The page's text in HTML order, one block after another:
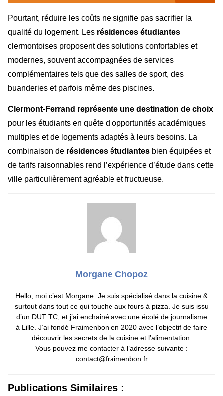
Pourtant, réduire les coûts ne signifie pas sacrifier la
qualité du logement. Les résidences étudiantes
clermontoises proposent des solutions confortables et
modernes, souvent accompagnées de services
complémentaires tels que des salles de sport, des
buanderies et parfois même des piscines.
Clermont-Ferrand représente une destination de choix
pour les étudiants en quête d’opportunités académiques
multiples et de logements adaptés à leurs besoins. La
combinaison de résidences étudiantes bien équipées et
de tarifs raisonnables rend l’expérience d’étude dans cette
ville particulièrement agréable et fructueuse.
Morgane Chopoz
Hello, moi c’est Morgane. Je suis spécialisé dans la cuisine &
surtout dans tout ce qui touche aux fours à pizza. Je suis issu
d’un DUT TC, et j’ai enchainé avec une écolé de journalisme
à Lille. J’ai fondé Fraimenbon en 2020 avec l’objectif de faire
découvrir les secrets de la cuisine et l’alimentation.
Vous pouvez me contacter à l’adresse suivante :
contact@fraimenbon.fr
Publications Similaires :